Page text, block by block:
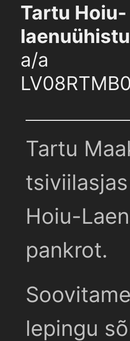
Tartu Hoiu-
laenuühistu
a/a
Tartu
Hoiu-
pankrot.
lepingu